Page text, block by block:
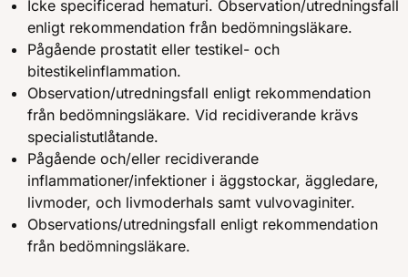
Icke specificerad hematuri. Observation/utredningsfall
enligt rekommendation från bedömningsläkare.
Pågående prostatit eller testikel- och
bitestikelinflammation.
Observation/utredningsfall enligt rekommendation
från bedömningsläkare. Vid recidiverande krävs
specialistutlåtande.
Pågående och/eller recidiverande
inflammationer/infektioner i äggstockar, äggledare,
livmoder, och livmoderhals samt vulvovaginiter.
Observations/utredningsfall enligt rekommendation
från bedömningsläkare.